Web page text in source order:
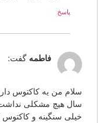
فاطمه گفت:
من یه کاکتوس دارم که
هیچ مشکلی نداشت ولی
سنگینه و کاکتوس